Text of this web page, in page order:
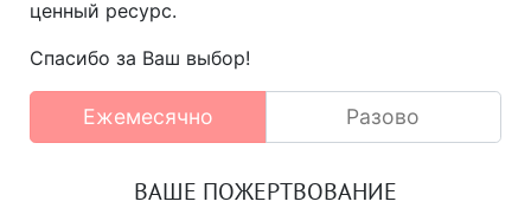
ценный ресурс.
Спасибо за Ваш выбор!
Ежемесячно Разово
ВАШЕ ПОЖЕРТВОВАНИЕ